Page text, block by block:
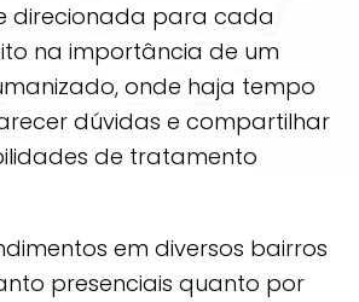
direcionada para cada
na importância de um
onde haja tempo
dúvidas e compartilhar
de tratamento
em diversos bairros
presenciais quanto por